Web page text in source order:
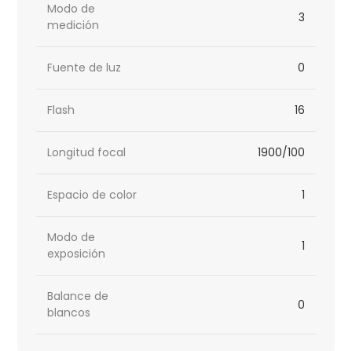
Modo de
medición
3
Fuente de luz 0
Flash 16
Longitud focal 1900/100
Espacio de color 1
Modo de
exposición
1
Balance de
blancos
0